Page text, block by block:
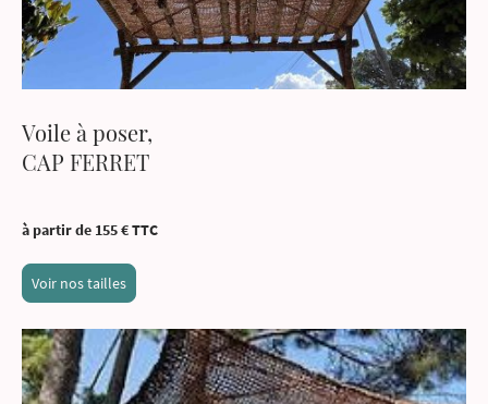
Voile à poser,
CAP FERRET
à partir de 155 € TTC
Voir nos tailles